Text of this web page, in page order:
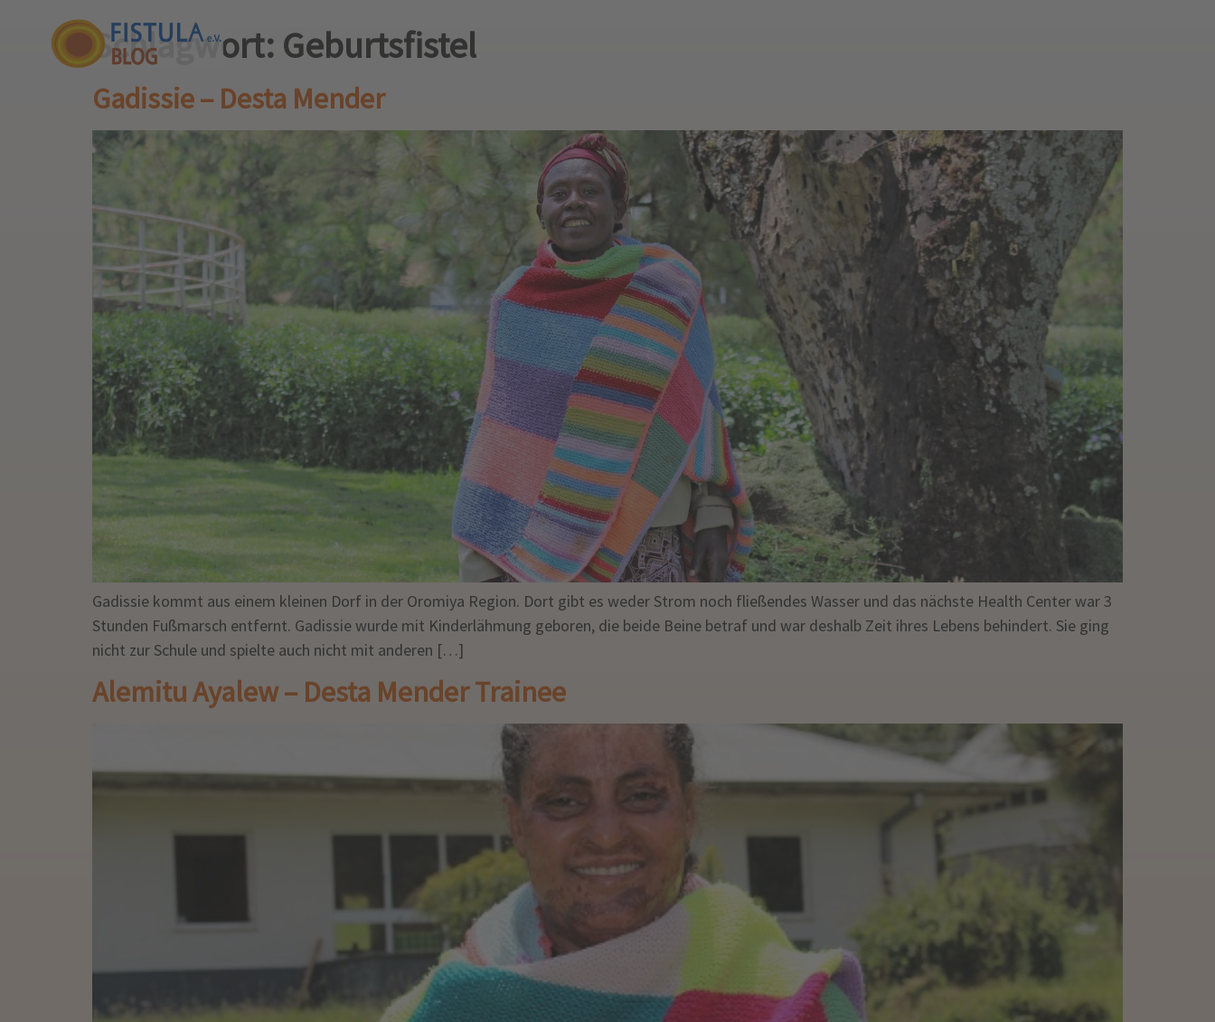
Schlagwort: Geburtsfistel
Gadissie – Desta Mender
Gadissie kommt aus einem kleinen Dorf in der Oromiya Region. Dort gibt es weder Strom noch fließendes Wasser und das nächste Health Center war 3
Stunden Fußmarsch entfernt. Gadissie wurde mit Kinderlähmung geboren, die beide Beine betraf und war deshalb Zeit ihres Lebens behindert. Sie ging
nicht zur Schule und spielte auch nicht mit anderen […]
Alemitu Ayalew – Desta Mender Trainee